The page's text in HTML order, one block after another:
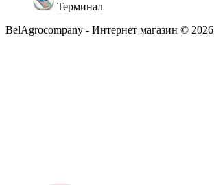
Терминал
BelAgrocompany - Интернет магазин © 2026